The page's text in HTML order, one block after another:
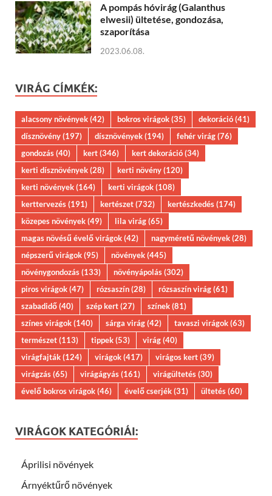
A pompás hóvirág (Galanthus
elwesii) ültetése, gondozása,
szaporítása
2023.06.08.
VIRÁG CÍMKÉK:
alacsony növények(42) bokros virágok(35) dekoráció(41)
dísznövény(197) dísznövények(194) fehér virág(76)
gondozás(40) kert(346) kert dekoráció(34)
kerti dísznövények(28) kerti növény(120)
kerti növények(164) kerti virágok(108)
kerttervezés(191) kertészet(732) kertészkedés(174)
közepes növények(49) lila virág(65)
magas növésű évelő virágok(42) nagyméretű növények(28)
népszerű virágok(95) növények(445)
növénygondozás(133) növényápolás(302)
piros virágok(47) rózsaszín(28) rózsaszín virág(61)
szabadidő(40) szép kert(27) színek(81)
színes virágok(140) sárga virág(42) tavaszi virágok(63)
természet(113) tippek(53) virág(40)
virágfajták(124) virágok(417) virágos kert(39)
virágzás(65) virágágyás(161) virágültetés(30)
évelő bokros virágok(46) évelő cserjék(31) ültetés(60)
VIRÁGOK KATEGÓRIÁI:
Áprilisi növények
Árnyéktűrő növények